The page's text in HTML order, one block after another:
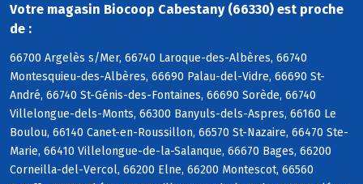
Votre magasin Biocoop Cabestany (66330) est proche
de :
66700 Argelès s/Mer, 66740 Laroque-des-Albères, 66740
Montesquieu-des-Albères, 66690 Palau-del-Vidre, 66690 St-
André, 66740 St-Génis-des-Fontaines, 66690 Sorède, 66740
Villelongue-dels-Monts, 66300 Banyuls-dels-Aspres, 66160 Le
Boulou, 66140 Canet-en-Roussillon, 66570 St-Nazaire, 66470 Ste-
Marie, 66410 Villelongue-de-la-Salanque, 66670 Bages, 66200
Corneilla-del-Vercol, 66200 Elne, 66200 Montescot, 66560